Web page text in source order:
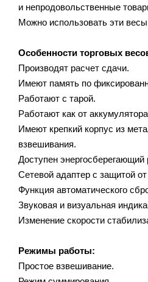
и непродовольственные
Можно использовать эти
Особенности торговых
Производят расчет сдачи.
Имеют память по
Работают с тарой.
Работают как от
Имеют крепкий корпус из
взвешивания.
Доступен энергосберегающий
Сетевой адаптер с защитой
Функция автоматического
Звуковая и визуальная
Изменение скорости
Режимы работы:
Простое взвешивание.